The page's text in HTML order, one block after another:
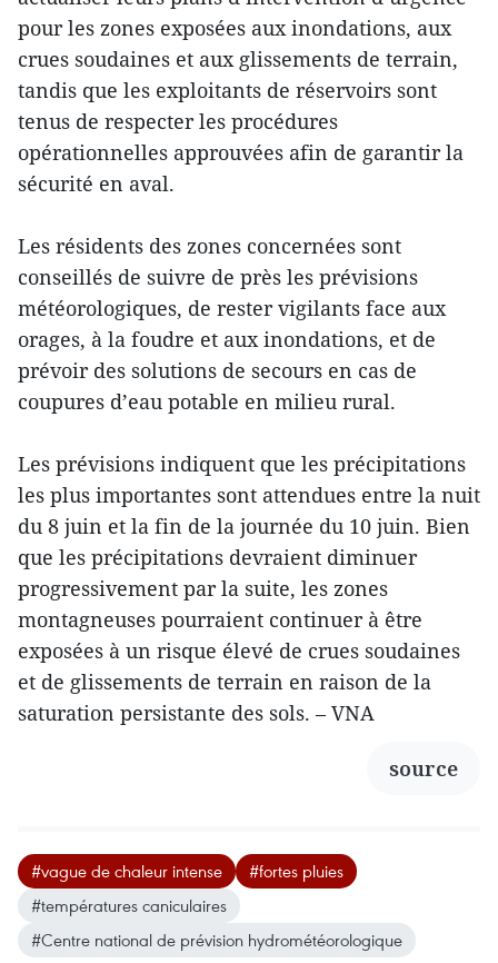
pour les zones exposées aux inondations, aux
crues soudaines et aux glissements de terrain,
tandis que les exploitants de réservoirs sont
tenus de respecter les procédures
opérationnelles approuvées afin de garantir la
sécurité en aval.
Les résidents des zones concernées sont
conseillés de suivre de près les prévisions
météorologiques, de rester vigilants face aux
orages, à la foudre et aux inondations, et de
prévoir des solutions de secours en cas de
coupures d’eau potable en milieu rural.
Les prévisions indiquent que les précipitations
les plus importantes sont attendues entre la nuit
du 8 juin et la fin de la journée du 10 juin. Bien
que les précipitations devraient diminuer
progressivement par la suite, les zones
montagneuses pourraient continuer à être
exposées à un risque élevé de crues soudaines
et de glissements de terrain en raison de la
saturation persistante des sols. – VNA
source
#vague de chaleur intense
#fortes pluies
#températures caniculaires
#Centre national de prévision hydrométéorologique